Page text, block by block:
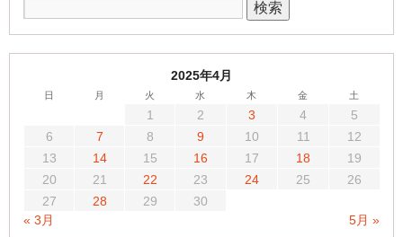
2025年4月
日 月 火 水 木 金 土
1 2 3 4
5
6
7 8 9 10 11
12
13
14 15 16 17 18
19
20
21 22 23 24 25
26
27
28 29
30
« 3月
5月 »